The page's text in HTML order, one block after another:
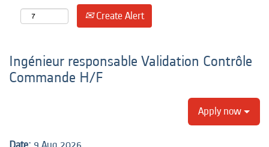
Create Alert
Ingénieur responsable Validation Contrôle
Commande H/F
Apply now